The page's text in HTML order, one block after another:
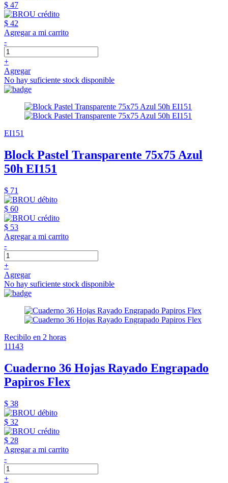
$ 47
$ 42
Agregar a mi carrito
-
+
Agregar
No hay suficiente stock disponible
EI151
Block Pastel Transparente 75x75 Azul
50h EI151
$ 71
$ 60
$ 53
Agregar a mi carrito
-
+
Agregar
No hay suficiente stock disponible
Recibilo en 2 horas
11143
Cuaderno 36 Hojas Rayado Engrapado
Papiros Flex
$ 38
$ 32
$ 28
Agregar a mi carrito
-
+